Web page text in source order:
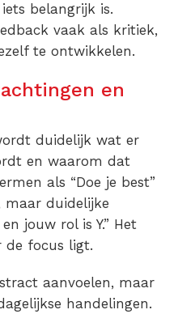
belangrijk is.
vaak als kritiek,
te ontwikkelen.
en
duidelijk wat er
en waarom dat
als “Doe je best”
maar duidelijke
jouw rol is Y.” Het
de focus ligt.
aanvoelen, maar
handelingen.